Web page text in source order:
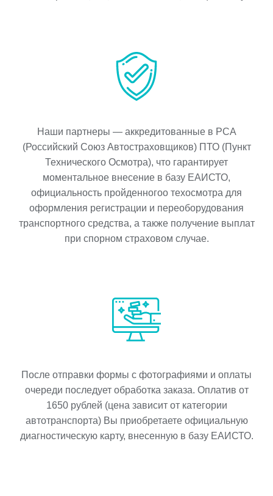
Наши партнеры — аккредитованные в РСА
(Российский Союз Автостраховщиков) ПТО (Пункт
Технического Осмотра), что гарантирует
моментальное внесение в базу ЕАИСТО,
официальность пройденногоо техосмотра для
оформления регистрации и переоборудования
транспортного средства, а также получение выплат
при спорном страховом случае.
После отправки формы с фотографиями и оплаты
очереди последует обработка заказа. Оплатив от
1650рублей (цена зависит от категории
автотранспорта) Вы приобретаете официальную
диагностическую карту, внесенную в базу ЕАИСТО.